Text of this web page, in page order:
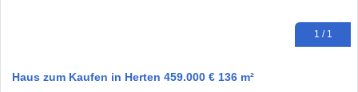
1 / 1
Haus zum Kaufen in Herten 459.000 € 136 m²